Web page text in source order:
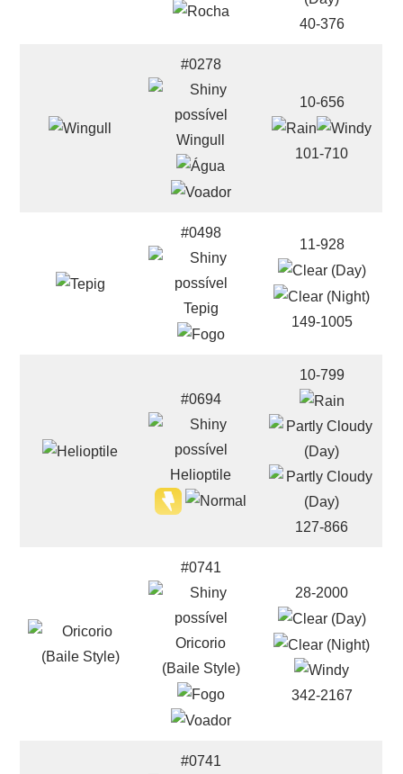
40-376
#0278
Wingull
10-656
101-710
#0498
Tepig
11-928
149-1005
#0694
Helioptile
10-799
127-866
#0741
Oricorio
(Baile Style)
28-2000
342-2167
#0741